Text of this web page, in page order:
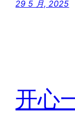
29 5 月, 2025
开心